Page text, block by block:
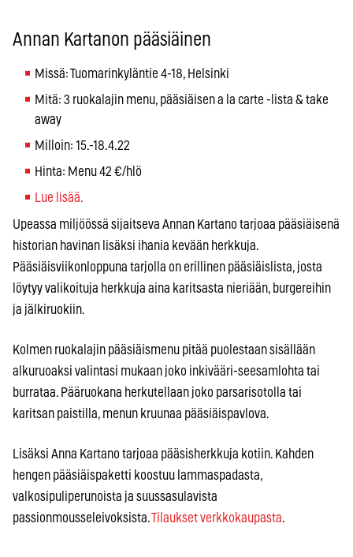
Annan Kartanon pääsiäinen
Missä: Tuomarinkyläntie 4-18, Helsinki
Mitä: 3 ruokalajin menu, pääsiäisen a la carte -lista & take
away
Milloin: 15.-18.4.22
Hinta: Menu 42 €/hlö
Lue lisää.
Upeassa miljöössä sijaitseva Annan Kartano tarjoaa pääsiäisenä
historian havinan lisäksi ihania kevään herkkuja.
Pääsiäisviikonloppuna tarjolla on erillinen pääsiäislista, josta
löytyy valikoituja herkkuja aina karitsasta nieriään, burgereihin
ja jälkiruokiin.
Kolmen ruokalajin pääsiäismenu pitää puolestaan sisällään
alkuruoaksi valintasi mukaan joko inkivääri-seesamlohta tai
burrataa. Pääruokana herkutellaan joko parsarisotolla tai
karitsan paistilla, menun kruunaa pääsiäispavlova.
Lisäksi Anna Kartano tarjoaa pääsisherkkuja kotiin. Kahden
hengen pääsiäispaketti koostuu lammaspadasta,
valkosipuliperunoista ja suussasulavista
passionmousseleivoksista.Tilaukset verkkokaupasta.